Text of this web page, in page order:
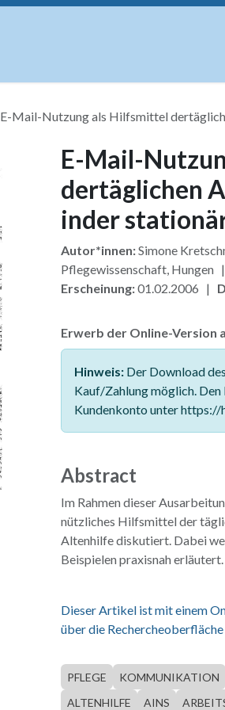
E-Mail-Nutzung als Hilfsmittel
E-Mail-
dertäglichen
inder
Autor*innen:Simone
Pflegewissenschaft, Hungen |
Erscheinung:01.02.2006 |
Erwerb der Online-Version
Hinweis:Der Download
Kauf/Zahlung möglich. Den
Kundenkonto unter https://
Abstract
Im Rahmen dieser
nützliches Hilfsmittel der
Altenhilfe diskutiert. Dabei
Beispielen praxisnah erläutert.
Dieser Artikel ist mit einem
über die
PFLEGE KOMMUNIKATION
ALTENHILFE
AINS